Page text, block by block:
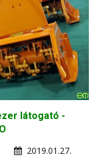
látogató -
2019.01.27.